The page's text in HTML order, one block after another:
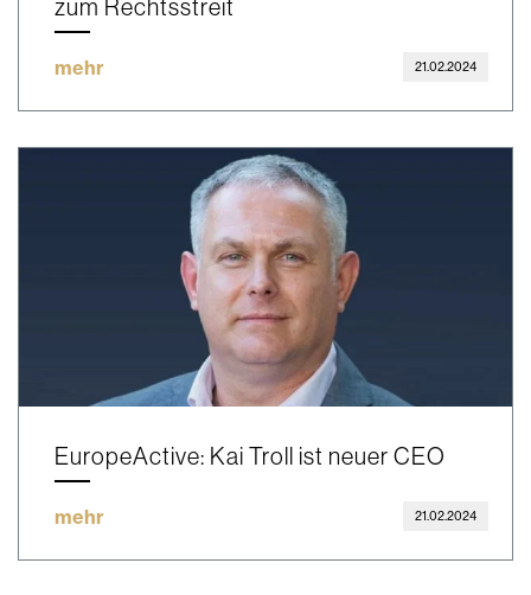
zum Rechtsstreit
mehr 21.02.2024
EuropeActive: Kai Troll ist neuer CEO
mehr 21.02.2024